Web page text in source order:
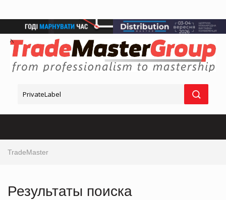
TradeMaster
Результаты поиска